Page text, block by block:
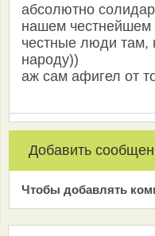
абсолютно
нашем честнейшем
честные люди там,
народу))
аж сам афигел от
Добавить
Чтобы добавлять